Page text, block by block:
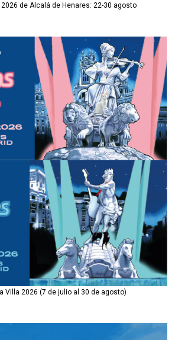
de Alcalá de Henares: 22-30 agosto
Villa 2026 (7 de julio al 30 de agosto)